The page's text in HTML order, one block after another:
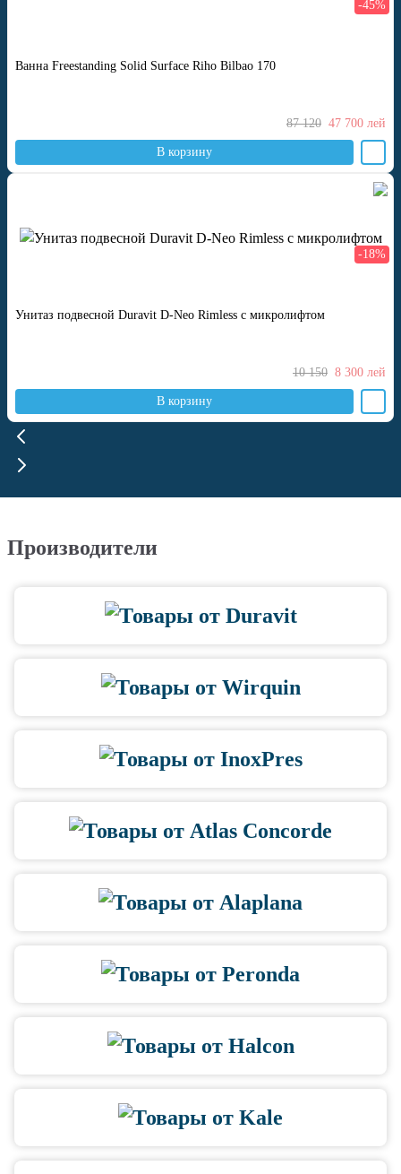
-45%
Ванна Freestanding Solid Surface Riho Bilbao 170
87 120 47 700 лей
В корзину
-18%
Унитаз подвесной Duravit D-Neo Rimless с микролифтом
10 150 8 300 лей
В корзину
Производители